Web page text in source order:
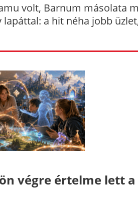
volt, Barnum másolata
lapáttal: a hit néha jobb
végre értelme lett a